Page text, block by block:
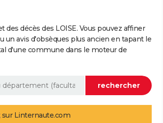
décès des LOISE. Vous pouvez affiner
un avis d'obsèques plus ancien en tapant le
d'une commune dans le moteur de
sur Linternaute.com